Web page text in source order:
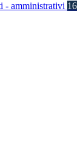
- amministrativi 16